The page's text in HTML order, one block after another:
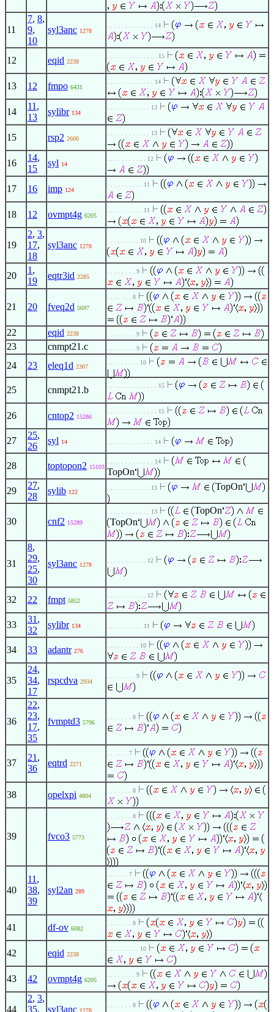
11
7, 8,
9,
10
syl3anc 1278
. . . . . . . . . . . . . 14
12 eqid 2238
. . . . . . . . . . . . . . 15
13 12 fmpo 6431
. . . . . . . . . . . . . 14
14
11 ,
13
sylibr 134
. . . . . . . . . . . . 13
15 rsp2 2600
. . . . . . . . . . . . 13
16
14,
15
syl 14
. . . . . . . . . . . 12
17 16 imp 124
. . . . . . . . . . 11
18 12 ovmpt4g 6205
. . . . . . . . . . 11
19
2, 3,
17,
18
syl3anc 1278
. . . . . . . . . 10
20
1 ,
19
eqtr3id 2285
. . . . . . . . 9
21 20 fveq2d 5697
. . . . . . . 8
22 eqid 2238 . . . . . . . . 9
23 cnmpt21.c . . . . . . . . 9
24 23 eleq1d 2307
. . . . . . . . . 10
25 cnmpt21.b . . . . . . . . . . . . . . 15
26 cntop2 15286
. . . . . . . . . . . . . . 15
27
25,
26
syl 14 . . . . . . . . . . . . . 14
28 toptopon2 15103
. . . . . . . . . . . . . 14
TopOn
29
27,
28
sylib 122
. . . . . . . . . . . . 13 TopOn
30 cnf2 15289
. . . . . . . . . . . . 13
TopOn
TopOn
31
8,
29,
25,
30
syl3anc 1278
. . . . . . . . . . . 12
32 22 fmpt 5852
. . . . . . . . . . . 12
33
31 ,
32
sylibr 134 . . . . . . . . . . 11
34 33 adantr 276
. . . . . . . . . 10
35
24,
34,
17
rspcdva 2934
. . . . . . . . 9
36
22,
23,
17,
35
fvmptd3 5796
. . . . . . . 8
37
21 ,
36
eqtrd 2271
. . . . . . 7
38 opelxpi 4804
. . . . . . . 8
39 fvco3 5773
. . . . . . . 8
40
11 ,
38,
39
syl2an 289
. . . . . . 7
41 df-ov 6082
. . . . . . . 8
42 eqid 2238
. . . . . . . . . 10
43 42 ovmpt4g 6205
. . . . . . . . 9
44
2, 3,
35, syl3anc 1278
. . . . . . . 8